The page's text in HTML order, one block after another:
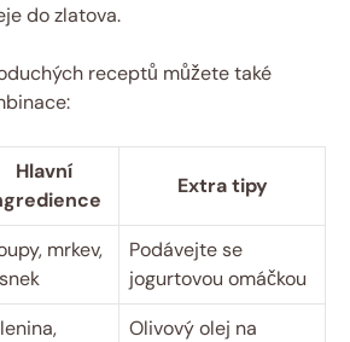
do zlatova.
receptů můžete také
Hlavní
Extra tipy
mrkev,
Podávejte se
jogurtovou omáčkou
Olivový olej na